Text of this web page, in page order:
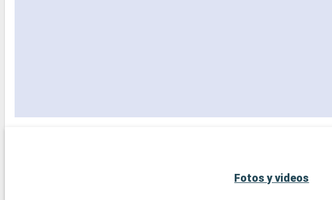
Fotos y videos